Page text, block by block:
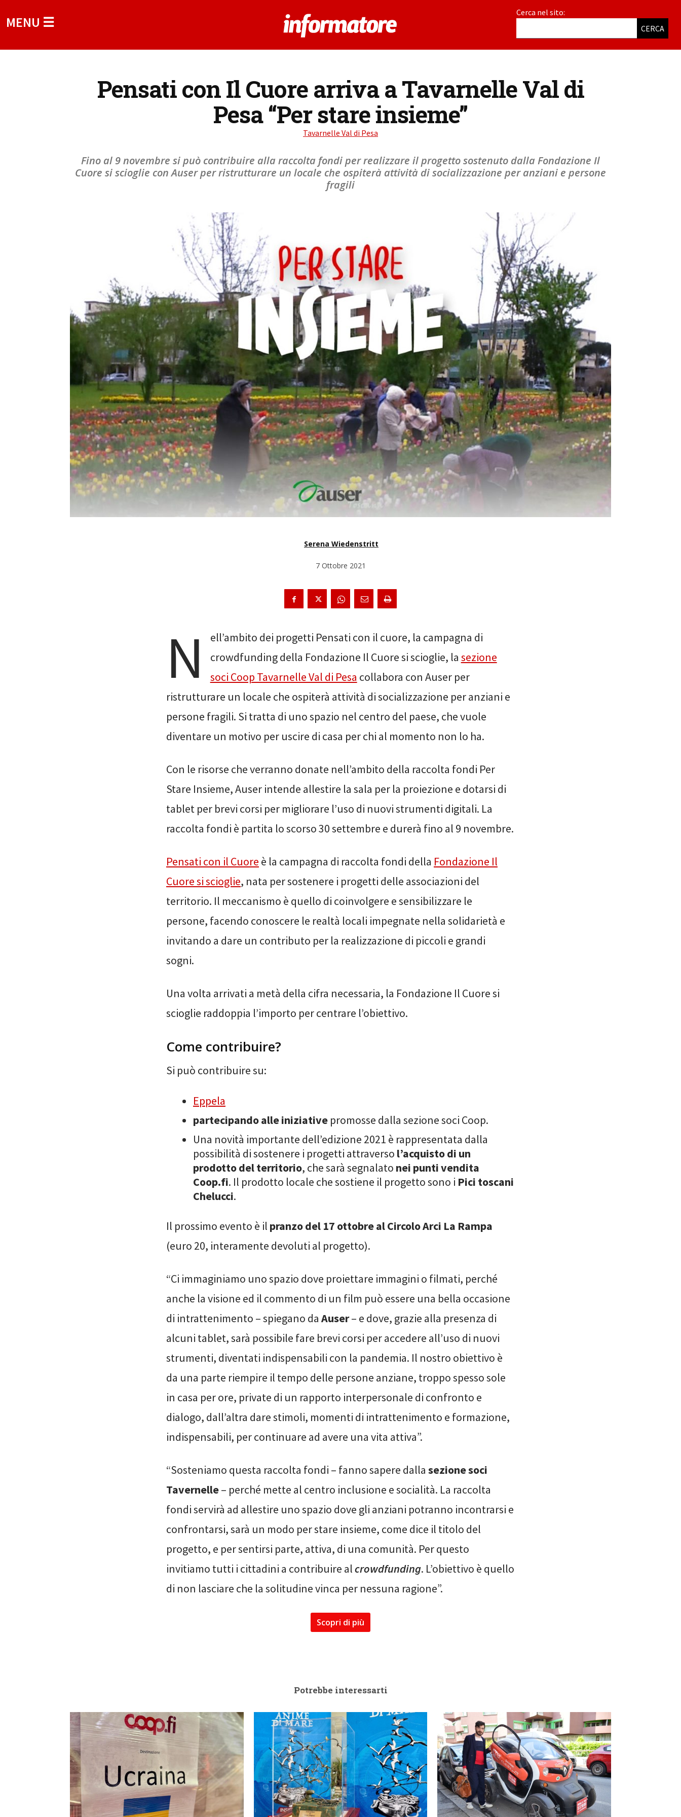
MENU ☰
Cerca nel sito:
CERCA
Pensati con Il Cuore arriva a Tavarnelle Val di
Pesa “Per stare insieme”
Tavarnelle Val di Pesa
Fino al 9 novembre si può contribuire alla raccolta fondi per realizzare il progetto sostenuto dalla Fondazione Il
Cuore si scioglie con Auser per ristrutturare un locale che ospiterà attività di socializzazione per anziani e persone
fragili
Serena Wiedenstritt
7 Ottobre 2021
N
ell’ambito dei progetti Pensati con il cuore, la campagna di
crowdfunding della Fondazione Il Cuore si scioglie, la sezione
soci Coop Tavarnelle Val di Pesa collabora con Auser per
ristrutturare un locale che ospiterà attività di socializzazione per anziani e
persone fragili. Si tratta di uno spazio nel centro del paese, che vuole
diventare un motivo per uscire di casa per chi al momento non lo ha.
Con le risorse che verranno donate nell’ambito della raccolta fondi Per
Stare Insieme, Auser intende allestire la sala per la proiezione e dotarsi di
tablet per brevi corsi per migliorare l’uso di nuovi strumenti digitali. La
raccolta fondi è partita lo scorso 30 settembre e durerà fino al 9 novembre.
Pensati con il Cuore è la campagna di raccolta fondi della Fondazione Il
Cuore si scioglie, nata per sostenere i progetti delle associazioni del
territorio. Il meccanismo è quello di coinvolgere e sensibilizzare le
persone, facendo conoscere le realtà locali impegnate nella solidarietà e
invitando a dare un contributo per la realizzazione di piccoli e grandi
sogni.
Una volta arrivati a metà della cifra necessaria, la Fondazione Il Cuore si
scioglie raddoppia l’importo per centrare l’obiettivo.
Come contribuire?
Si può contribuire su:
Eppela
partecipando alle iniziative promosse dalla sezione soci Coop.
Una novità importante dell’edizione 2021 è rappresentata dalla
possibilità di sostenere i progetti attraverso l’acquisto di un
prodotto del territorio, che sarà segnalato nei punti vendita
Coop.fi. Il prodotto locale che sostiene il progetto sono i Pici toscani
Chelucci.
Il prossimo evento è il pranzo del 17 ottobre al Circolo Arci La Rampa
(euro 20, interamente devoluti al progetto).
“Ci immaginiamo uno spazio dove proiettare immagini o filmati, perché
anche la visione ed il commento di un film può essere una bella occasione
di intrattenimento – spiegano da Auser– e dove, grazie alla presenza di
alcuni tablet, sarà possibile fare brevi corsi per accedere all’uso di nuovi
strumenti, diventati indispensabili con la pandemia. Il nostro obiettivo è
da una parte riempire il tempo delle persone anziane, troppo spesso sole
in casa per ore, private di un rapporto interpersonale di confronto e
dialogo, dall’altra dare stimoli, momenti di intrattenimento e formazione,
indispensabili, per continuare ad avere una vita attiva”.
“Sosteniamo questa raccolta fondi – fanno sapere dalla sezione soci
Tavernelle– perché mette al centro inclusione e socialità. La raccolta
fondi servirà ad allestire uno spazio dove gli anziani potranno incontrarsi e
confrontarsi, sarà un modo per stare insieme, come dice il titolo del
progetto, e per sentirsi parte, attiva, di una comunità. Per questo
invitiamo tutti i cittadini a contribuire alcrowdfunding. L’obiettivo è quello
di non lasciare che la solitudine vinca per nessuna ragione”.
Scopri di più
Potrebbe interessarti